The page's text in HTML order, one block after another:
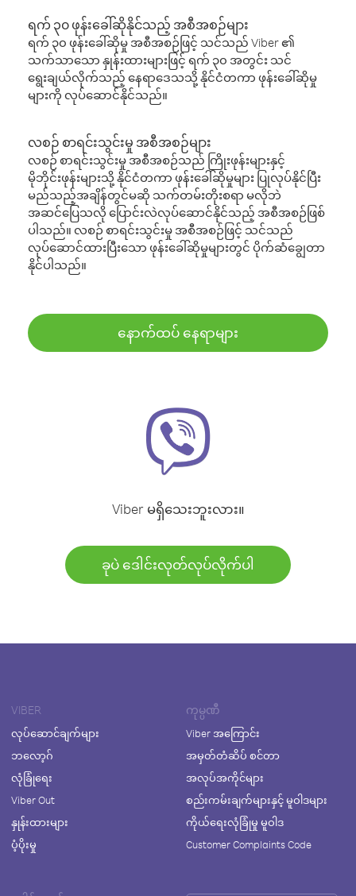
ရက် ၃၀ ဖုန်းခေါ်ဆိုနိုင်သည့် အစီအစဉ်များ
ရက် ၃၀ ဖုန်းခေါ်ဆိုမှု အစီအစဉ်ဖြင့် သင်သည် Viber ၏
သက်သာသော နှုန်းထားများဖြင့် ရက် ၃၀ အတွင်း သင်
ရွေးချယ်လိုက်သည့် နေရာဒေသသို့ နိုင်ငံတကာ ဖုန်းခေါ်ဆိုမှု
များကို လုပ်ဆောင်နိုင်သည်။
လစဉ် စာရင်းသွင်းမှု အစီအစဉ်များ
လစဉ် စာရင်းသွင်းမှု အစီအစဉ်သည် ကြိုးဖုန်းများနှင့်
မိုဘိုင်းဖုန်းများသို့ နိုင်ငံတကာ ဖုန်းခေါ်ဆိုမှုများ ပြုလုပ်နိုင်ပြီး
မည်သည့်အချိန်တွင်မဆို သက်တမ်းတိုးစရာ မလိုဘဲ
အဆင်ပြေသလို ပြောင်းလဲလုပ်ဆောင်နိုင်သည့် အစီအစဉ်ဖြစ်
ပါသည်။ လစဉ် စာရင်းသွင်းမှု အစီအစဉ်ဖြင့် သင်သည်
လုပ်ဆောင်ထားပြီးသော ဖုန်းခေါ်ဆိုမှုများတွင် ပိုက်ဆံချွေတာ
နိုင်ပါသည်။
နောက်ထပ် နေရာများ
Viber မရှိသေးဘူးလား။
ခုပဲ ဒေါင်းလုတ်လုပ်လိုက်ပါ
VIBER
လုပ်ဆောင်ချက်များ
ဘလော့ဂ်
လုံခြုံရေး
Viber Out
နှုန်းထားများ
ပံ့ပိုးမှု
ကုမ္ပဏီ
Viber အကြောင်း
အမှတ်တံဆိပ် စင်တာ
အလုပ်အကိုင်များ
စည်းကမ်းချက်များနှင့် မူဝါဒများ
ကိုယ်ရေးလုံခြုံမှု မူဝါဒ
Customer Complaints Code